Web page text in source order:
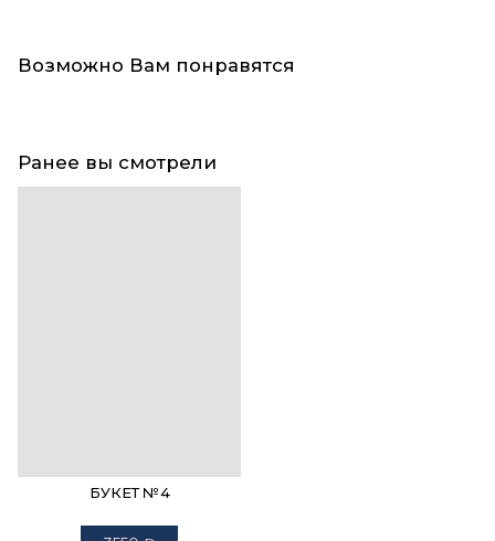
Возможно Вам понравятся
Ранее вы смотрели
БУКЕТ №4